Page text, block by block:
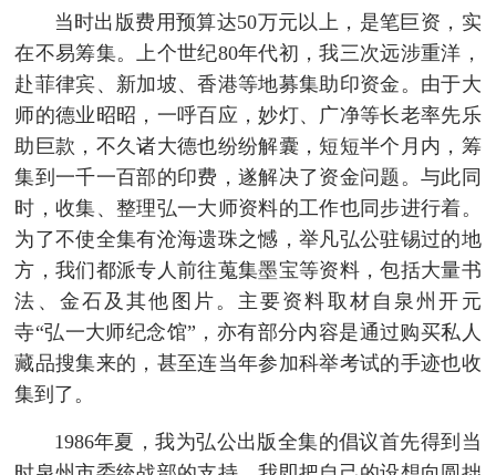
当时出版费用预算达50万元以上，是笔巨资，实
在不易筹集。上个世纪80年代初，我三次远涉重洋，
赴菲律宾、新加坡、香港等地募集助印资金。由于大
师的德业昭昭，一呼百应，妙灯、广净等长老率先乐
助巨款，不久诸大德也纷纷解囊，短短半个月内，筹
集到一千一百部的印费，遂解决了资金问题。与此同
时，收集、整理弘一大师资料的工作也同步进行着。
为了不使全集有沧海遗珠之憾，举凡弘公驻锡过的地
方，我们都派专人前往蒐集墨宝等资料，包括大量书
法、金石及其他图片。主要资料取材自泉州开元
寺“弘一大师纪念馆”，亦有部分内容是通过购买私人
藏品搜集来的，甚至连当年参加科举考试的手迹也收
集到了。
1986年夏，我为弘公出版全集的倡议首先得到当